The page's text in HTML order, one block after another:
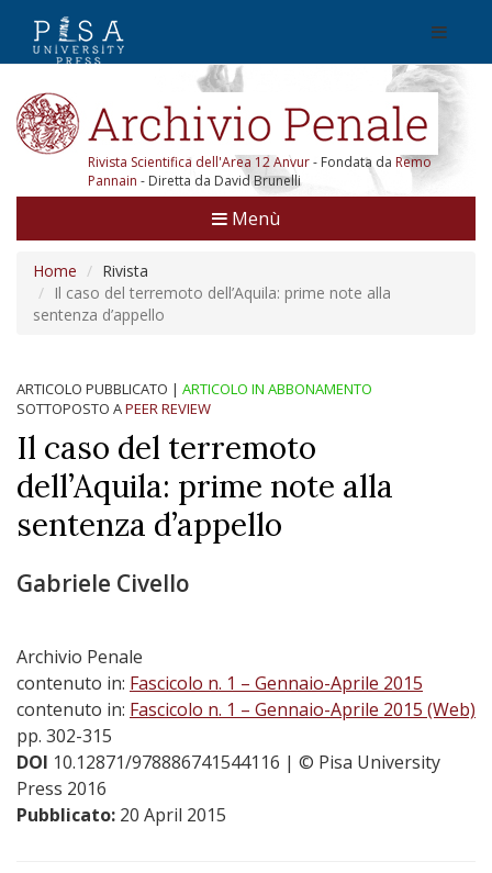
Rivista Scientifica dell'Area 12 Anvur- Fondata da Remo
Pannain - Diretta da David Brunelli
Menù
Home
Rivista
Il caso del terremoto dell’Aquila: prime note alla
sentenza d’appello
ARTICOLO PUBBLICATO | ARTICOLO IN ABBONAMENTO
SOTTOPOSTO APEER REVIEW
Il caso del terremoto
dell’Aquila: prime note alla
sentenza d’appello
Gabriele Civello
Archivio Penale
contenuto in: Fascicolo n. 1 – Gennaio-Aprile 2015
contenuto in: Fascicolo n. 1 – Gennaio-Aprile 2015 (Web)
pp. 302-315
DOI 10.12871/978886741544116 | © Pisa University
Press 2016
Pubblicato: 20 April 2015